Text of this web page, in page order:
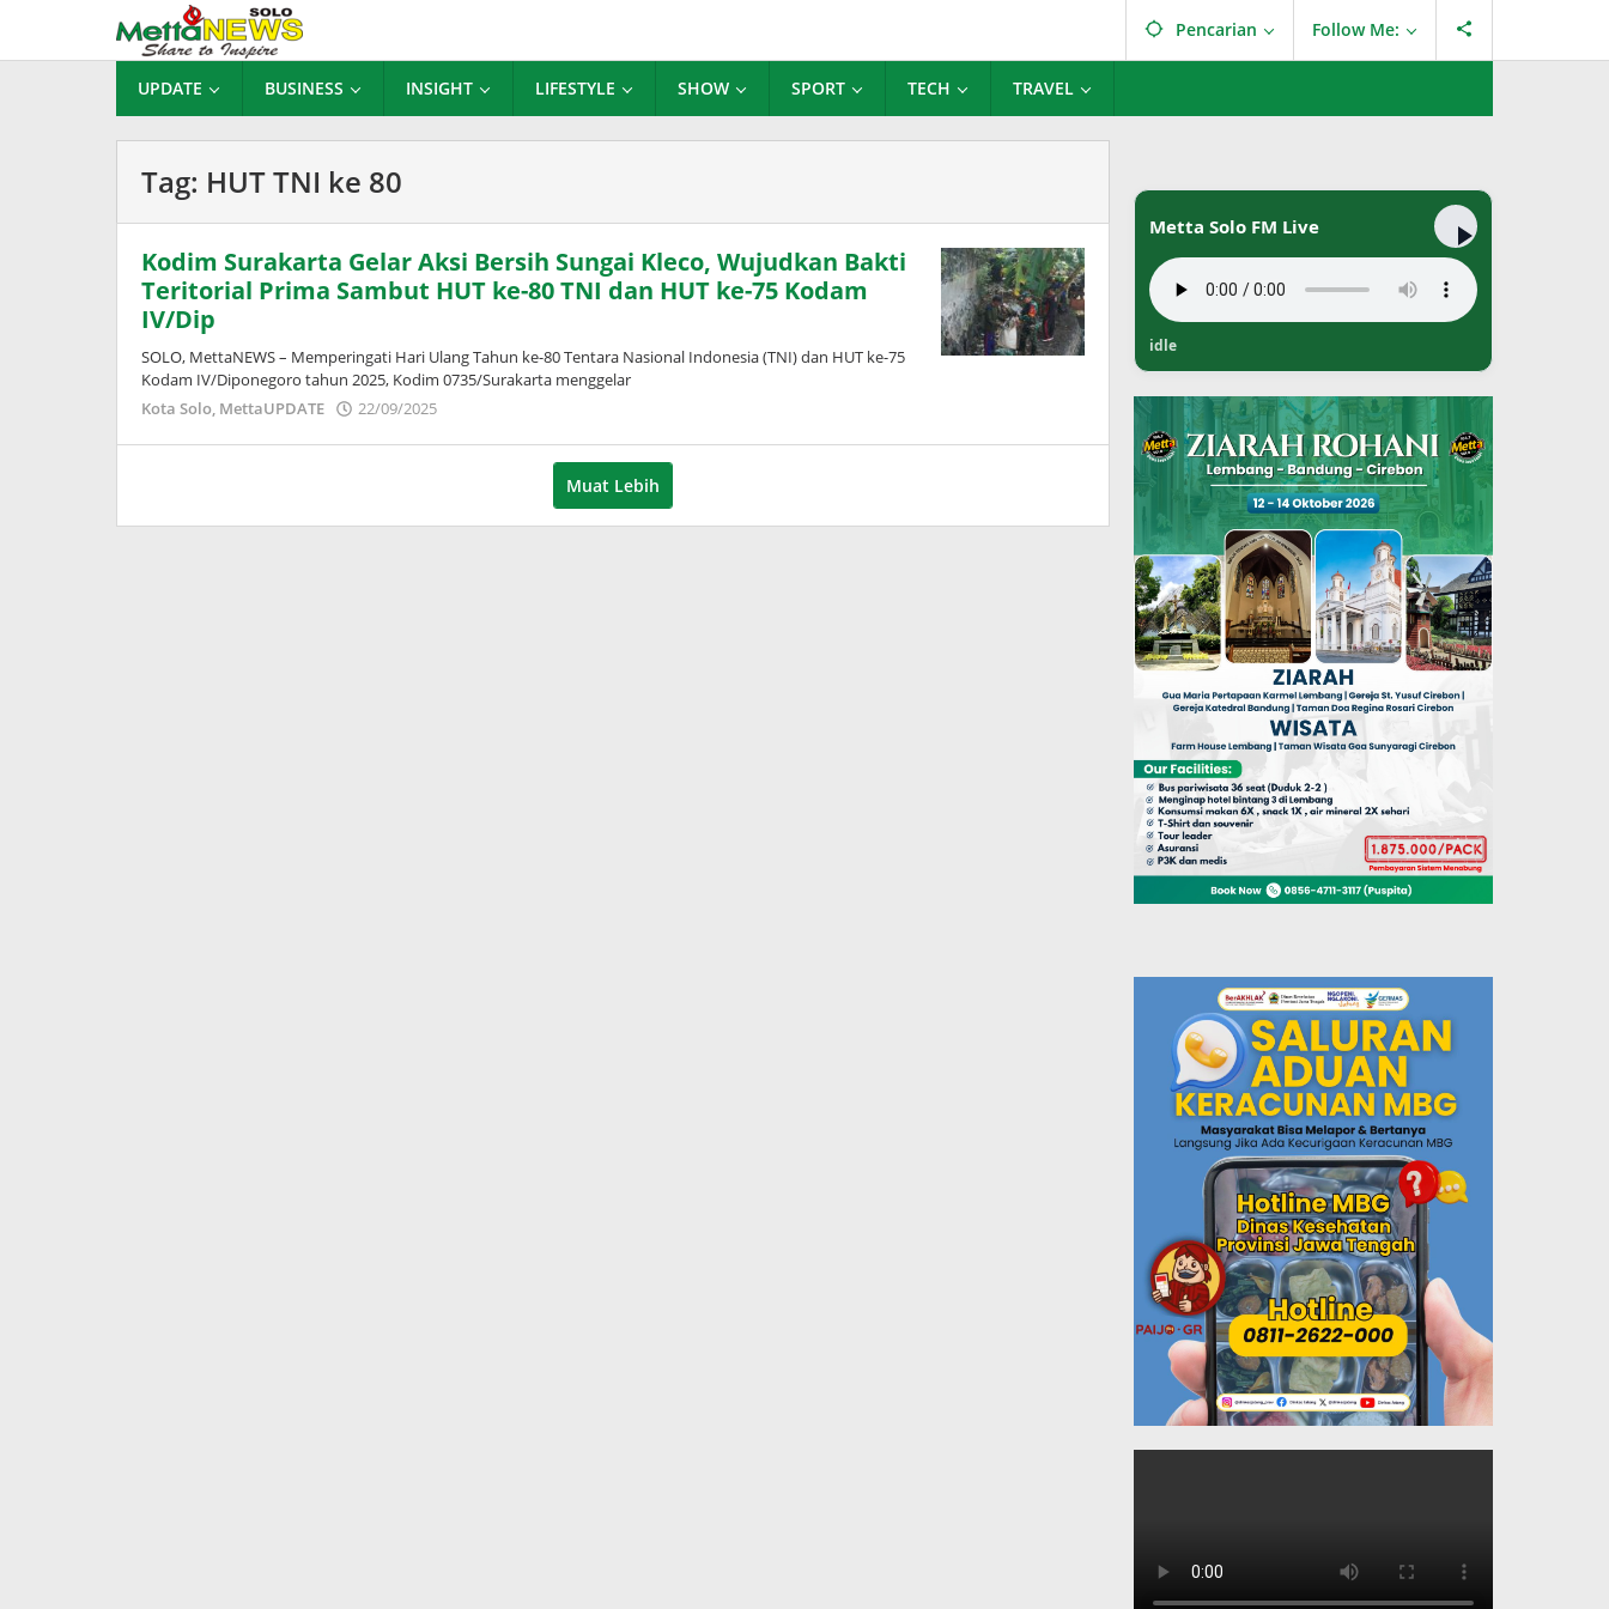
konten
Pencarian Follow Me:
UPDATE BUSINESS INSIGHT LIFESTYLE SHOW SPORT TECH TRAVEL
Tag: HUT TNI ke 80
Kodim Surakarta Gelar Aksi Bersih Sungai Kleco, Wujudkan Bakti
Teritorial Prima Sambut HUT ke-80 TNI dan HUT ke-75 Kodam
IV/Dip
SOLO, MettaNEWS – Memperingati Hari Ulang Tahun ke-80 Tentara Nasional Indonesia (TNI) dan HUT ke-75
Kodam IV/Diponegoro tahun 2025, Kodim 0735/Surakarta menggelar
Kota Solo, MettaUPDATE 22/09/2025
Muat Lebih
Metta Solo FM Live
idle